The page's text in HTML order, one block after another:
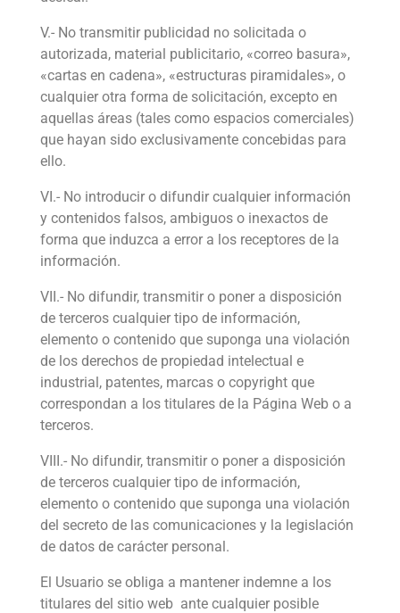
V.- No transmitir publicidad no solicitada o
autorizada, material publicitario, «correo basura»,
«cartas en cadena», «estructuras piramidales», o
cualquier otra forma de solicitación, excepto en
aquellas áreas (tales como espacios comerciales)
que hayan sido exclusivamente concebidas para
ello.
VI.- No introducir o difundir cualquier información
y contenidos falsos, ambiguos o inexactos de
forma que induzca a error a los receptores de la
información.
VII.- No difundir, transmitir o poner a disposición
de terceros cualquier tipo de información,
elemento o contenido que suponga una violación
de los derechos de propiedad intelectual e
industrial, patentes, marcas o copyright que
correspondan a los titulares de la Página Web o a
terceros.
VIII.- No difundir, transmitir o poner a disposición
de terceros cualquier tipo de información,
elemento o contenido que suponga una violación
del secreto de las comunicaciones y la legislación
de datos de carácter personal.
El Usuario se obliga a mantener indemne a los
titulares del sitio web ante cualquier posible